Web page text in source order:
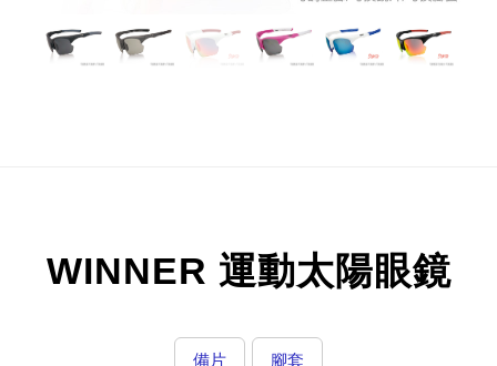
WINNER 運動太陽眼鏡
備片 腳套